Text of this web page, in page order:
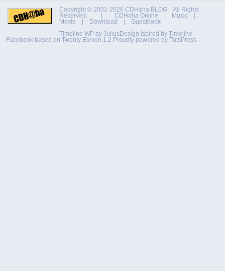
Copyright © 2001-2026 CDHaha BLOG All Rights
Reserved. | CDHaha Online | Music |
Movie | Download | Guestbook
Timeline WP by JuliusDesign Ispired by Timeline
Facebook based on Twenty Eleven 1.2 Proudly powered by TutsPress